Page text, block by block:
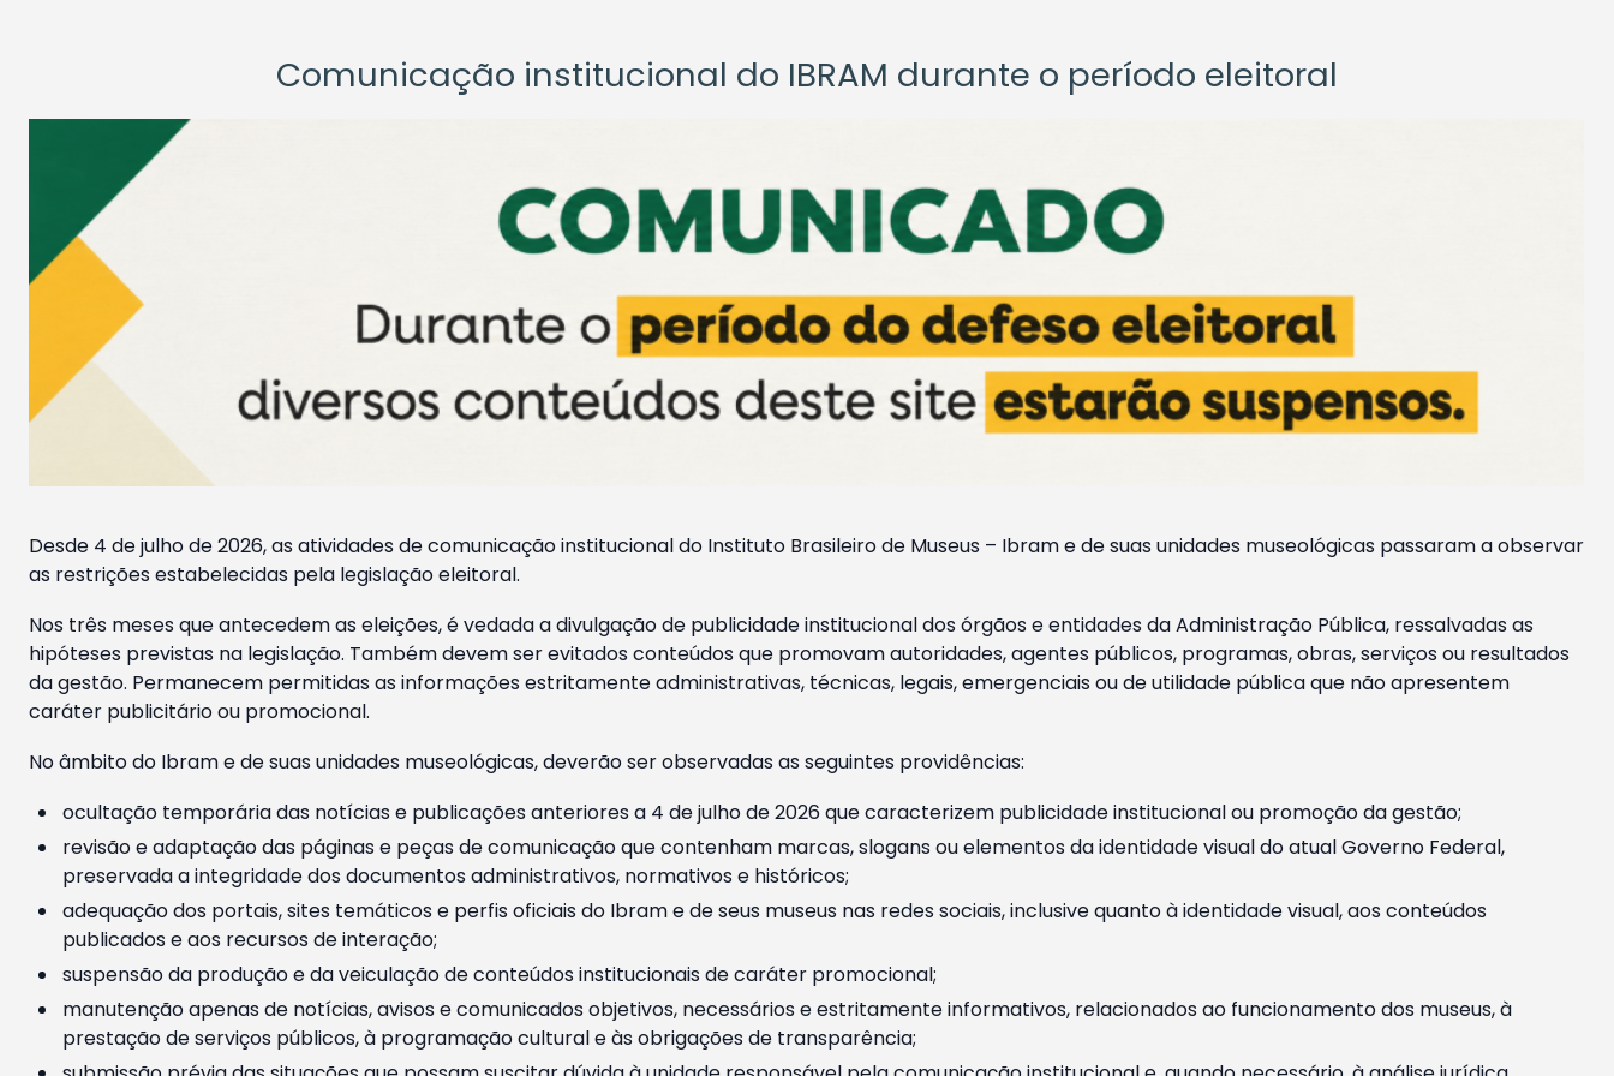
Comunicação institucional do IBRAM durante o período eleitoral
Desde 4 de julho de 2026, as atividades de comunicação institucional do Instituto Brasileiro de Museus – Ibram e de suas unidades museológicas passaram a observar
as restrições estabelecidas pela legislação eleitoral.
Nos três meses que antecedem as eleições, é vedada a divulgação de publicidade institucional dos órgãos e entidades da Administração Pública, ressalvadas as
hipóteses previstas na legislação. Também devem ser evitados conteúdos que promovam autoridades, agentes públicos, programas, obras, serviços ou resultados
da gestão. Permanecem permitidas as informações estritamente administrativas, técnicas, legais, emergenciais ou de utilidade pública que não apresentem
caráter publicitário ou promocional.
No âmbito do Ibram e de suas unidades museológicas, deverão ser observadas as seguintes providências:
ocultação temporária das notícias e publicações anteriores a 4 de julho de 2026 que caracterizem publicidade institucional ou promoção da gestão;
revisão e adaptação das páginas e peças de comunicação que contenham marcas, slogans ou elementos da identidade visual do atual Governo Federal,
preservada a integridade dos documentos administrativos, normativos e históricos;
adequação dos portais, sites temáticos e perfis oficiais do Ibram e de seus museus nas redes sociais, inclusive quanto à identidade visual, aos conteúdos
publicados e aos recursos de interação;
suspensão da produção e da veiculação de conteúdos institucionais de caráter promocional;
manutenção apenas de notícias, avisos e comunicados objetivos, necessários e estritamente informativos, relacionados ao funcionamento dos museus, à
prestação de serviços públicos, à programação cultural e às obrigações de transparência;